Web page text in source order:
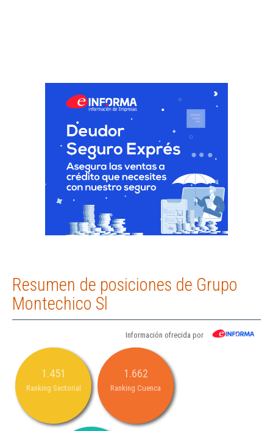
Resumen de posiciones de Grupo
Montechico Sl
Información ofrecida por
1.451
Ranking Sectorial
1.662
Ranking Cuenca